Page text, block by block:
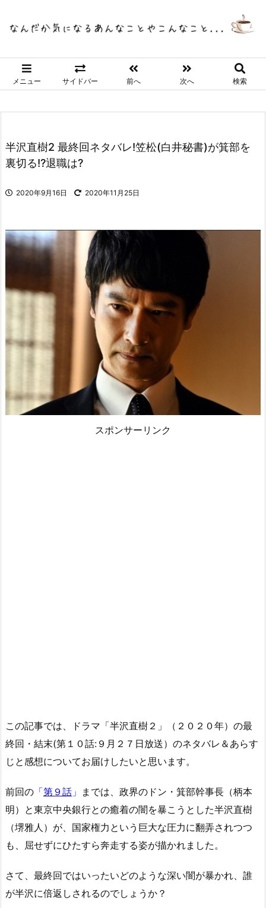
メニュー サイドバー 前へ 次へ 検索
半沢直樹2 最終回ネタバレ!笠松(白井秘書)が箕部を
裏切る!?退職は?
2020年9月16日 2020年11月25日
スポンサーリンク
この記事では、ドラマ「半沢直樹２」（２０２０年）の最
終回・結末(第１０話:９月２７日放送）のネタバレ＆あらす
じと感想についてお届けしたいと思います。
前回の 「第９話 」 までは、政界のドン・箕部幹事長（柄本
明）と東京中央銀行との癒着の闇を暴こうとした半沢直樹
（堺雅人）が、国家権力という巨大な圧力に翻弄されつつ
も、屈せずにひたすら奔走する姿が描かれました。
さて、最終回ではいったいどのような深い闇が暴かれ、誰
が半沢に倍返しされるのでしょうか？